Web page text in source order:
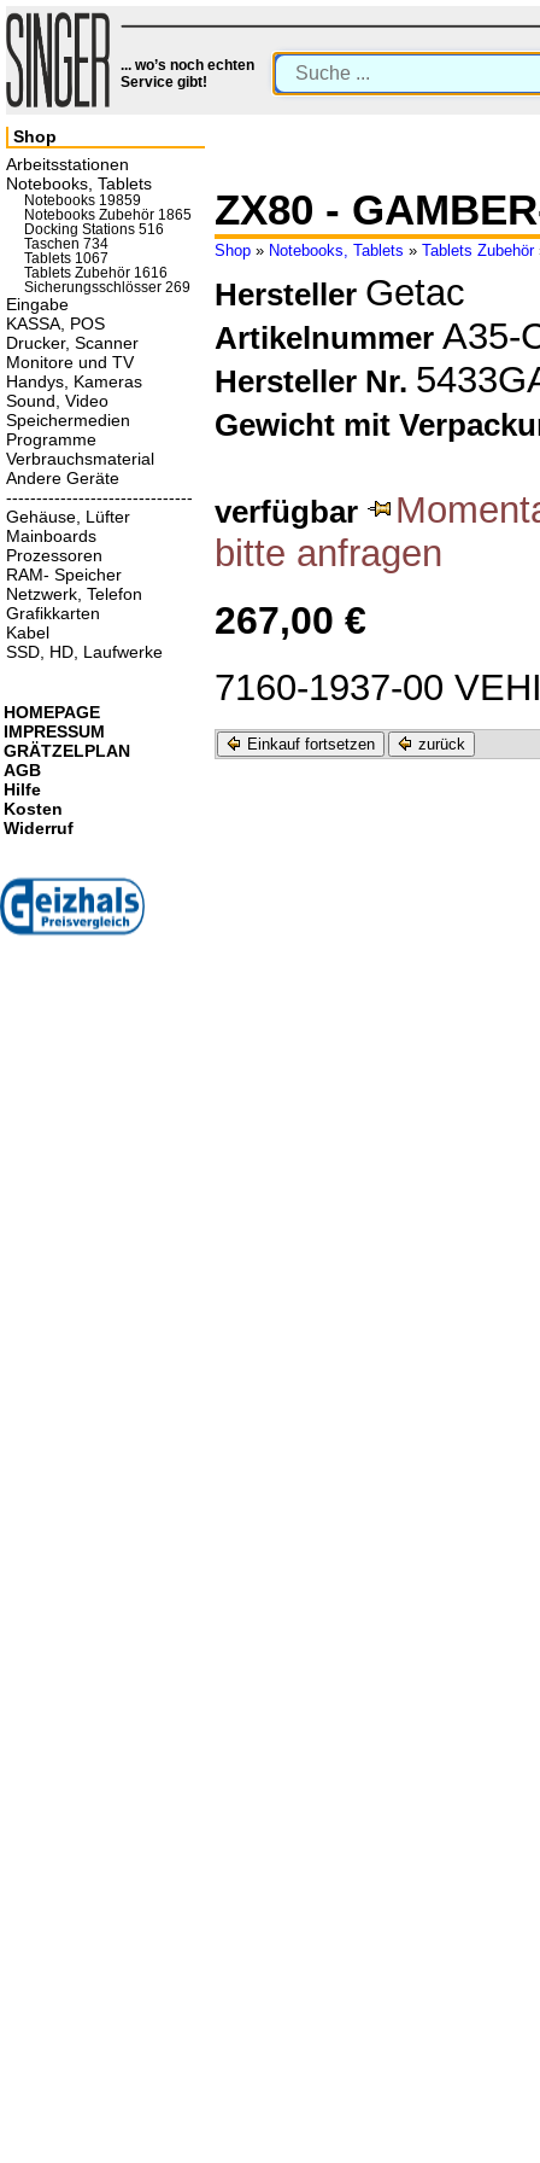
... wo’s noch echten
Service gibt!
ZX80 -
Shop » Notebooks, Tablets » Tablets Zubehör
Hersteller Getac
Artikelnummer A35-
Hersteller Nr.
Gewicht mit
verfügbar
bitte anfragen
267,00 €
7160-1937-00
Einkauf fortsetzen zurück
Shop
Arbeitsstationen
Notebooks, Tablets
Notebooks 19859
Notebooks Zubehör 1865
Docking Stations 516
Taschen 734
Tablets 1067
Tablets Zubehör 1616
Sicherungsschlösser 269
Eingabe
KASSA, POS
Drucker, Scanner
Monitore und TV
Handys, Kameras
Sound, Video
Speichermedien
Programme
Verbrauchsmaterial
Andere Geräte
-------------------------------
Gehäuse, Lüfter
Mainboards
Prozessoren
RAM- Speicher
Netzwerk, Telefon
Grafikkarten
Kabel
SSD, HD, Laufwerke
HOMEPAGE
IMPRESSUM
GRÄTZELPLAN
AGB
Hilfe
Kosten
Widerruf